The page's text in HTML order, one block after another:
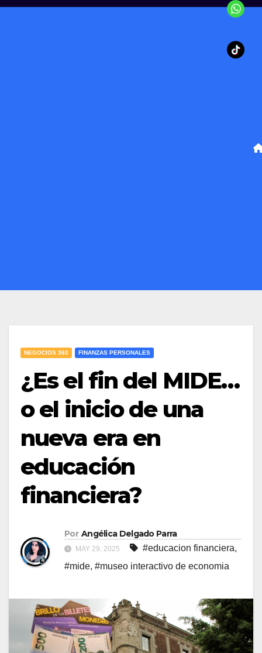
NEGOCIOS 360 FINANZAS PERSONALES
¿Es el fin del MIDE…
o el inicio de una
nueva era en
educación
financiera?
Por Angélica Delgado Parra
MAY 29, 2025 #educacion financiera,
#mide, #museo interactivo de economia